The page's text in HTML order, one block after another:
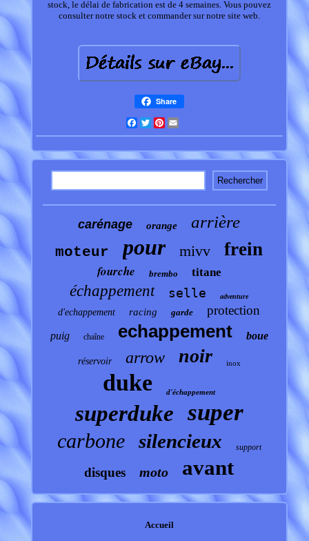
stock, le délai de fabrication est de 4 semaines. Vous pouvez
consulter notre stock et commander sur notre site web.
Share
Facebook
TwitterPinterest
carénage orange arrière
moteur pour mivv frein
fourche brembo titane
échappement selle adventure
d'echappement racing garde protection
puig chaîne echappement boue
réservoir arrow noir inox
duke d'échappement
superduke super
carbone silencieux support
disques moto avant
Accueil